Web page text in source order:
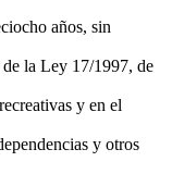
años, sin
la Ley 17/1997, de
y en el
y otros